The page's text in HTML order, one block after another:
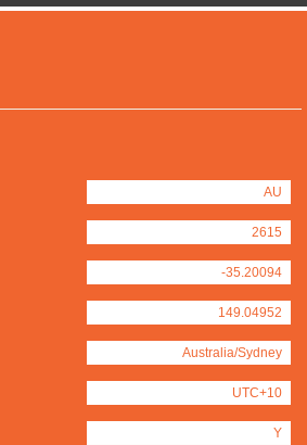
AU
2615
-35.20094
149.04952
Australia/Sydney
UTC+10
Y